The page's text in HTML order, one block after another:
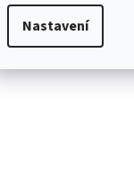
Nastavení
složku.